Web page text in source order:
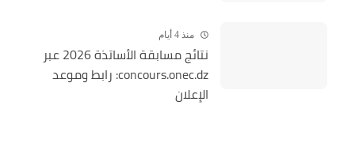
منذ 4 أيام
نتائج مسابقة الأساتذة 2026 عبر
concours.onec.dz: رابط وموعد
الإعلان